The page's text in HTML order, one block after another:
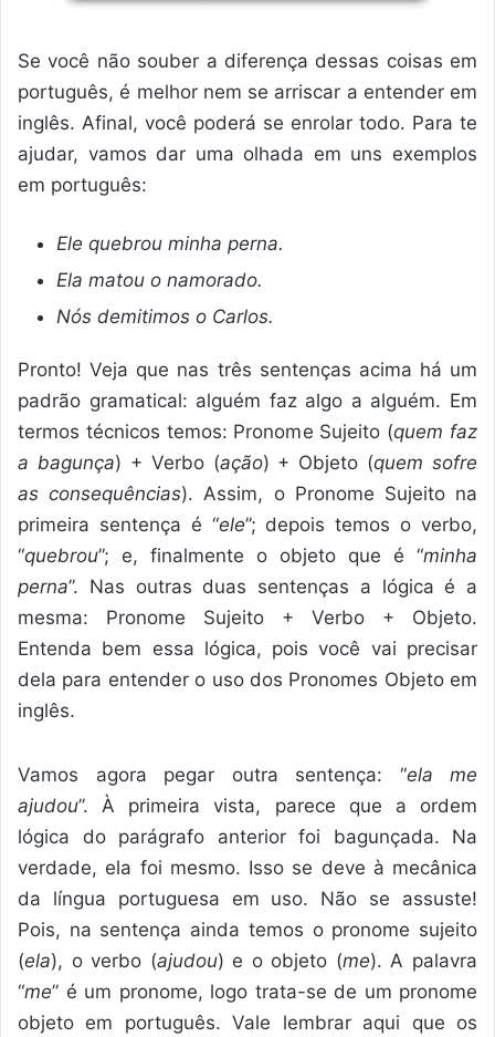
Se você não souber a diferença dessas coisas em
português, é melhor nem se arriscar a entender em
inglês. Afinal, você poderá se enrolar todo. Para te
ajudar, vamos dar uma olhada em uns exemplos
em português:
Ele quebrou minha perna.
Ela matou o namorado.
Nós demitimos o Carlos.
Pronto! Veja que nas três sentenças acima há um
padrão gramatical: alguém faz algo a alguém. Em
termos técnicos temos: Pronome Sujeito (quem faz
a bagunça) + Verbo (ação) + Objeto (quem sofre
as consequências). Assim, o Pronome Sujeito na
primeira sentença é “ele”; depois temos o verbo,
“quebrou”; e, finalmente o objeto que é “minha
perna”. Nas outras duas sentenças a lógica é a
mesma: Pronome Sujeito + Verbo + Objeto.
Entenda bem essa lógica, pois você vai precisar
dela para entender o uso dos Pronomes Objeto em
inglês.
Vamos agora pegar outra sentença: “ela me
ajudou”. À primeira vista, parece que a ordem
lógica do parágrafo anterior foi bagunçada. Na
verdade, ela foi mesmo. Isso se deve à mecânica
da língua portuguesa em uso. Não se assuste!
Pois, na sentença ainda temos o pronome sujeito
(ela), o verbo (ajudou) e o objeto (me). A palavra
“me” é um pronome, logo trata-se de um pronome
objeto em português. Vale lembrar aqui que os